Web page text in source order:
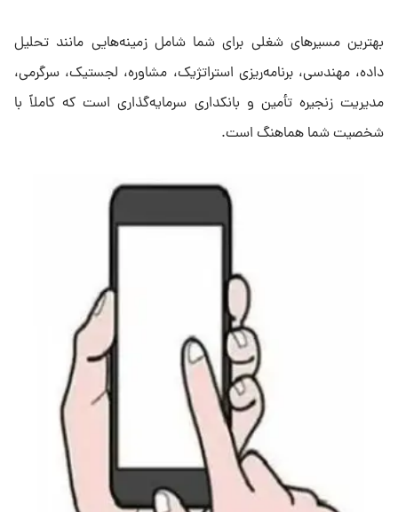
بهترین مسیرهای شغلی برای شما شامل زمینه‌هایی مانند تحلیل
داده، مهندسی، برنامه‌ریزی استراتژیک، مشاوره، لجستیک، سرگرمی،
مدیریت زنجیره تأمین و بانکداری سرمایه‌گذاری است که کاملاً با
شخصیت شما هماهنگ است.